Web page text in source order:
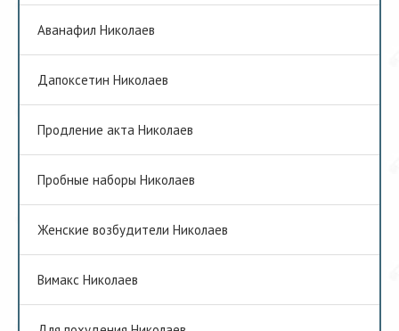
Аванафил Николаев
Дапоксетин Николаев
Продление акта Николаев
Пробные наборы Николаев
Женские возбудители Николаев
Вимакс Николаев